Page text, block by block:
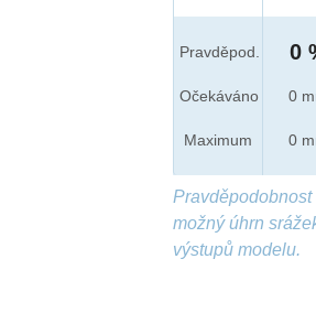
Pravděpod.
Očekáváno
Maximum
0
0
0
možný úhrn
výstupů modelu.